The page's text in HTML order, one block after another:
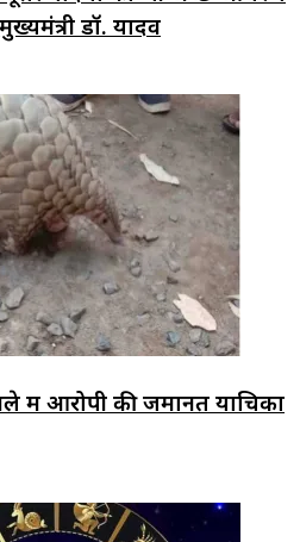
डॉ. यादव
में आरोपी की जमानत याचिका